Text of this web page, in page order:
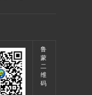
鲁
蒙
二
维
码